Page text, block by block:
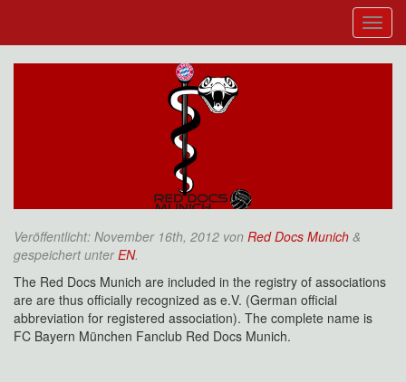
Veröffentlicht: November 16th, 2012 von Red Docs Munich &
gespeichert unterEN.
The Red Docs Munich are included in the registry of associations
are are thus officially recognized as e.V. (German official
abbreviation for registered association). The complete name is
FC Bayern München Fanclub Red Docs Munich.